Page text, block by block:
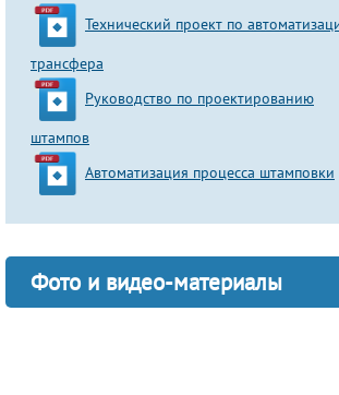
Технический проект по
трансфера
Руководство по проектированию
штампов
Автоматизация процесса штамповки
Фото и видео-материалы